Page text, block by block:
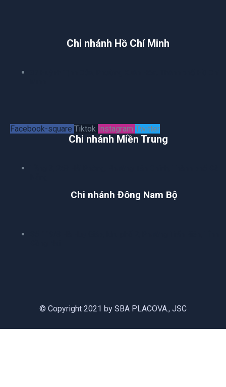
Chi nhánh Hồ Chí Minh
Facebook-square Tiktok Instagram Twitter
Chi nhánh Miền Trung
Chi nhánh Đông Nam Bộ
© Copyright 2021 by SBA PLACOVA., JSC